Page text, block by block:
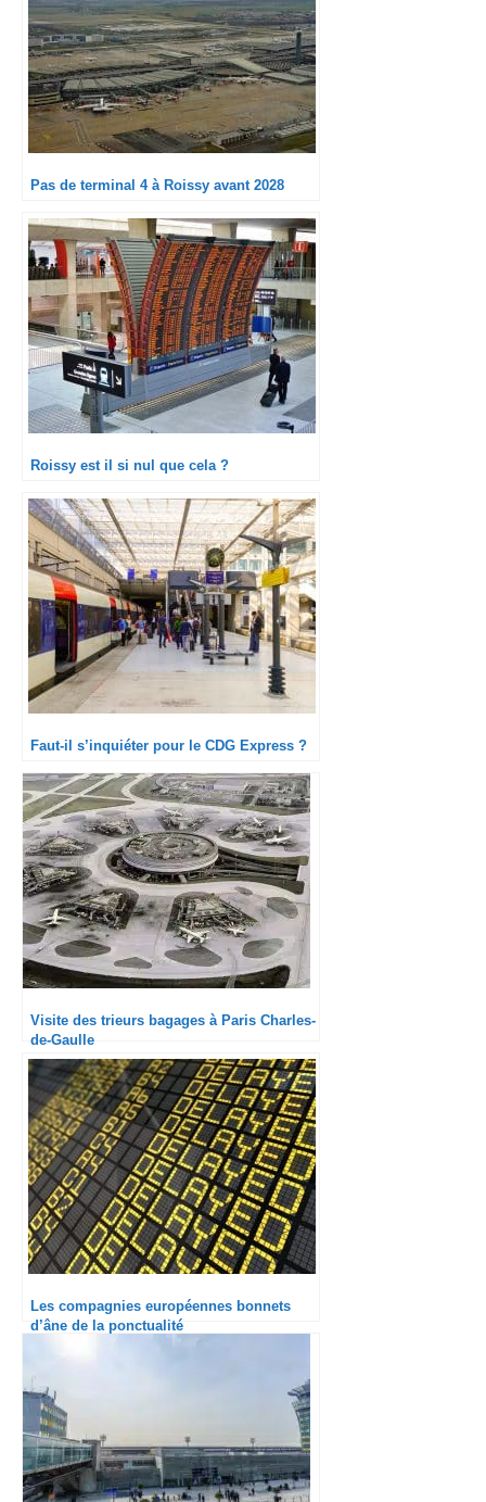
Pas de terminal 4 à Roissy avant 2028
Roissy est il si nul que cela ?
Faut-il s’inquiéter pour le CDG Express ?
Visite des trieurs bagages à Paris Charles-
de-Gaulle
Les compagnies européennes bonnets
d’âne de la ponctualité